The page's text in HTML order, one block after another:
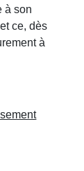
à son
ce, dès
à